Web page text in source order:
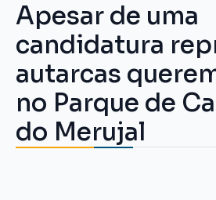
Apesar de uma
candidatura
autarcas
no Parque de
do Merujal